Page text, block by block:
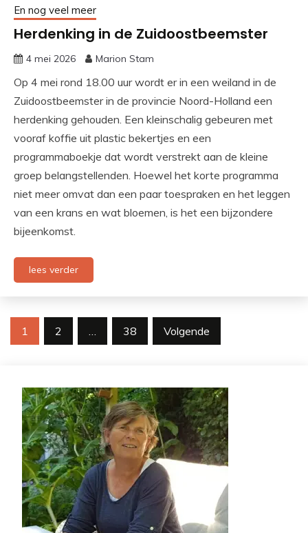
En nog veel meer
Herdenking in de Zuidoostbeemster
4 mei 2026 Marion Stam
Op 4 mei rond 18.00 uur wordt er in een weiland in de
Zuidoostbeemster in de provincie Noord-Holland een
herdenking gehouden. Een kleinschalig gebeuren met
vooraf koffie uit plastic bekertjes en een
programmaboekje dat wordt verstrekt aan de kleine
groep belangstellenden. Hoewel het korte programma
niet meer omvat dan een paar toespraken en het leggen
van een krans en wat bloemen, is het een bijzondere
bijeenkomst.
lees verder
Berichten
1 2 … 38 Volgende